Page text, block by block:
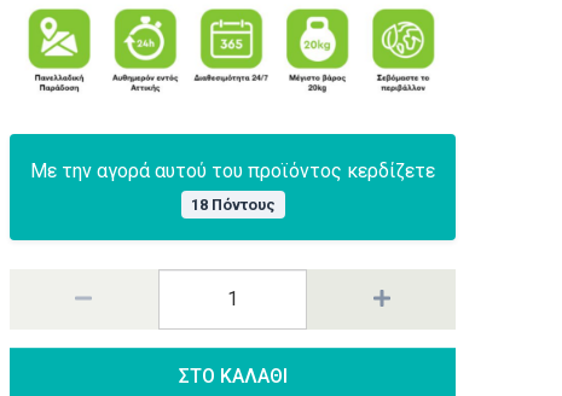
Με την αγορά αυτού του προϊόντος κερδίζετε
18 Πόντους
ΣΤΟ ΚΑΛΑΘΙ